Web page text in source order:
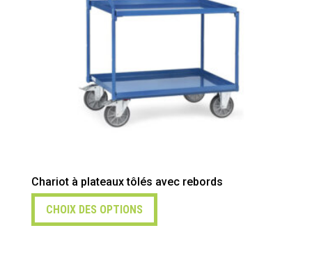
Chariot à plateaux tôlés avec rebords
CHOIX DES OPTIONS